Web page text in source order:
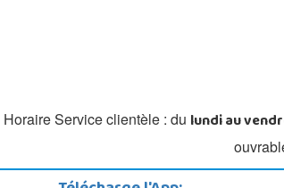
Horaire Service clientèle : du lundi au